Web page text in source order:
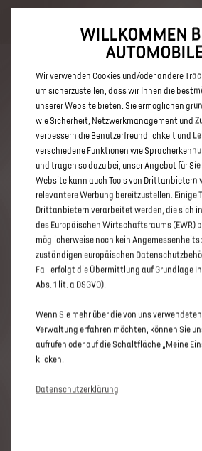
Hybride. Mehr
ENTDECKEN SIE
IN
WILLKOMMEN
Wir verwenden Cookies und/oder andere
um sicherzustellen, dass wir Ihnen die
unserer Website bieten. Sie ermöglichen
wie Sicherheit, Netzwerkmanagement und
verbessern die Benutzerfreundlichkeit und
verschiedene Funktionen wie
und tragen so dazu bei, unser Angebot für
Website kann auch Tools von Drittanbietern
relevantere Werbung bereitzustellen. Einige
Drittanbietern verarbeitet werden, die sich
des Europäischen Wirtschaftsraums (EWR)
möglicherweise noch kein
zuständigen europäischen
Fall erfolgt die Übermittlung auf Grundlage
Abs. 1 lit. a DSGVO).
Wenn Sie mehr über die von uns
Verwaltung erfahren möchten, können Sie
aufrufen oder auf die Schaltfläche „Meine
klicken.
Datenschutzerklärung